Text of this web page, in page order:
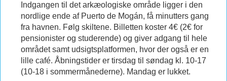
Indgangen til det arkæologiske område ligger i den
nordlige ende af Puerto de Mogán, få minutters gang
fra havnen. Følg skiltene. Billetten koster 4€ (2€ for
pensionister og studerende) og giver adgang til hele
området samt udsigtsplatformen, hvor der også er en
lille café. Åbningstider er tirsdag til søndag kl. 10-17
(10-18 i sommermånederne). Mandag er lukket.